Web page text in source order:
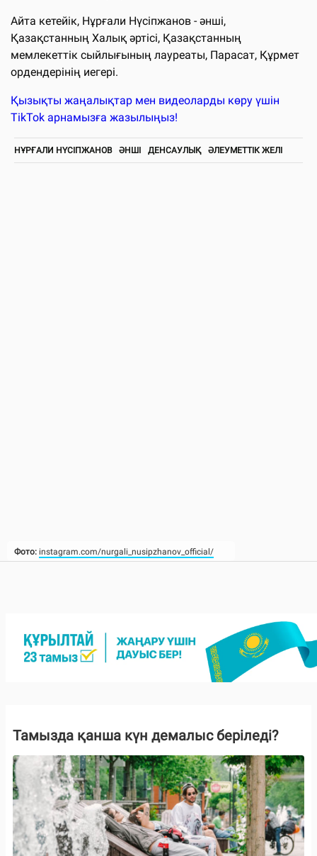
Фото: instagram.com/nurgali_nusipzhanov_official/
Айта кетейік, Нұрғали Нүсіпжанов - әнші,
Қазақстанның Халық әртісі, Қазақстанның
мемлекеттік сыйлығының лауреаты, Парасат, Құрмет
ордендерінің иегері.
Қызықты жаңалықтар мен видеоларды көру үшін
TikTok арнамызға жазылыңыз!
НҰРҒАЛИ НҮСІПЖАНОВ ӘНШІ ДЕНСАУЛЫҚ ӘЛЕУМЕТТІК ЖЕЛІ